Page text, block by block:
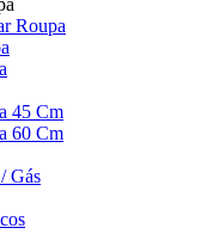
Roupa
45 Cm
60 Cm
Gás